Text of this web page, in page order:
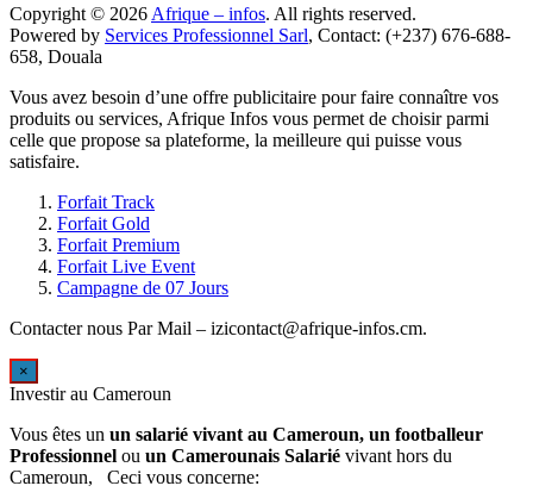
Copyright © 2026 Afrique – infos . All rights reserved.
Powered by Services Professionnel Sarl , Contact: (+237) 676-688-
658, Douala
Vous avez besoin d’une offre publicitaire pour faire connaître vos
produits ou services, Afrique Infos vous permet de choisir parmi
celle que propose sa plateforme, la meilleure qui puisse vous
satisfaire.
Forfait Track
Forfait Gold
Forfait Premium
Forfait Live Event
Campagne de 07 Jours
Contacter nous Par Mail – izicontact@afrique-infos.cm.
×
Investir au Cameroun
Vous êtes un un salarié vivant au Cameroun, un footballeur
Professionnel ou un Camerounais Salarié vivant hors du
Cameroun, Ceci vous concerne: